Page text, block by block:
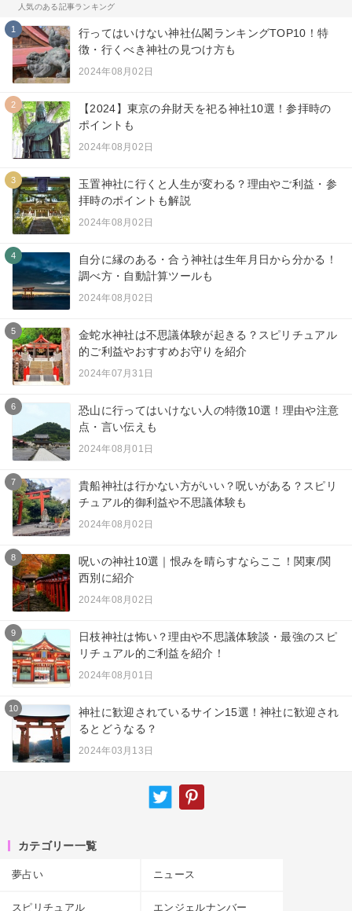
人気のある記事ランキング
1
行ってはいけない神社仏閣ランキングTOP10！特
徴・行くべき神社の見つけ方も
2024年08月02日
2
【2024】東京の弁財天を祀る神社10選！参拝時の
ポイントも
2024年08月02日
3
玉置神社に行くと人生が変わる？理由やご利益・参
拝時のポイントも解説
2024年08月02日
4
自分に縁のある・合う神社は生年月日から分かる！
調べ方・自動計算ツールも
2024年08月02日
5
金蛇水神社は不思議体験が起きる？スピリチュアル
的ご利益やおすすめお守りを紹介
2024年07月31日
6
恐山に行ってはいけない人の特徴10選！理由や注意
点・言い伝えも
2024年08月01日
7
貴船神社は行かない方がいい？呪いがある？スピリ
チュアル的御利益や不思議体験も
2024年08月02日
8
呪いの神社10選｜恨みを晴らすならここ！関東/関
西別に紹介
2024年08月02日
9
日枝神社は怖い？理由や不思議体験談・最強のスピ
リチュアル的ご利益を紹介！
2024年08月01日
10
神社に歓迎されているサイン15選！神社に歓迎され
るとどうなる？
2024年03月13日
カテゴリー一覧
夢占い ニュース
スピリチュアル エンジェルナンバー